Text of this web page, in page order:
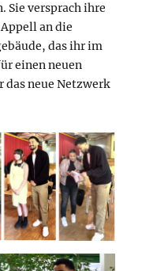
Sie versprach ihre
an die
das ihr im
einen neuen
das neue Netzwerk